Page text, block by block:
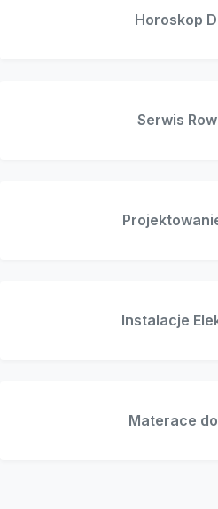
Horoskop
Serwis
Instalacje
Materace